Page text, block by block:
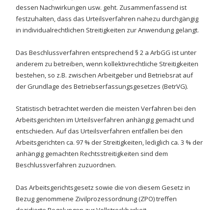
dessen Nachwirkungen usw. geht. Zusammenfassend ist
festzuhalten, dass das Urteilsverfahren nahezu durchgängig
in individualrechtlichen Streitigkeiten zur Anwendung gelangt.
Das Beschlussverfahren entsprechend § 2 a ArbGG ist unter
anderem zu betreiben, wenn kollektivrechtliche Streitigkeiten
bestehen, so z.B. zwischen Arbeitgeber und Betriebsrat auf
der Grundlage des Betriebserfassungsgesetzes (BetrVG).
Statistisch betrachtet werden die meisten Verfahren bei den
Arbeitsgerichten im Urteilsverfahren anhängig gemacht und
entschieden. Auf das Urteilsverfahren entfallen bei den
Arbeitsgerichten ca. 97 % der Streitigkeiten, lediglich ca. 3 % der
anhängig gemachten Rechtsstreitigkeiten sind dem
Beschlussverfahren zuzuordnen.
Das Arbeitsgerichtsgesetz sowie die von diesem Gesetz in
Bezug genommene Zivilprozessordnung (ZPO) treffen